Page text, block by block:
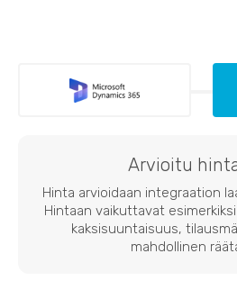
Arvioitu
Hinta arvioidaan integraation
Hintaan vaikuttavat
kaksisuuntaisuus,
mahdollinen